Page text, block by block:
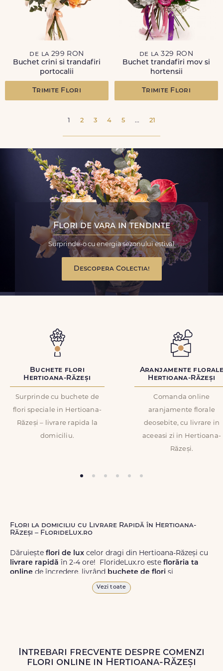
de la 299 RON
Buchet crini si trandafiri
portocalii
Trimite Flori
de la 329 RON
Buchet trandafiri mov si
hortensii
Trimite Flori
1 2 3 4 5 ... 21
Flori de vara in tendinte
Surprinde-o cu energia sezonului estival
Descopera Colectia!
Buchete flori
Hertioana-Răzeși
Surprinde cu buchete de
flori speciale in Hertioana-
Răzeși – livrare rapida la
domiciliu.
Aranjamente
Hertioana-Răzeși
Comanda online
aranjamente florale
deosebite, cu livrare in
aceeasi zi in Hertioana-
Răzeși.
Flori la domiciliu cu Livrare Rapidă în Hertioana-
Răzeși – FlorideLux.ro
Dăruiește flori de lux celor dragi din Hertioana-Răzeși cu
livrare rapidă în 2-4 ore! FlorideLux.ro este florăria ta
online de încredere, livrând buchete de flori și
de calitate superioară în Hertioana-
Răzeși și în toată România.
Livrăm buchete de flori chiar și în weekend, pentru ca tu
Vezi toate
Intrebari frecvente despre comenzi
flori online in Hertioana-Răzeși